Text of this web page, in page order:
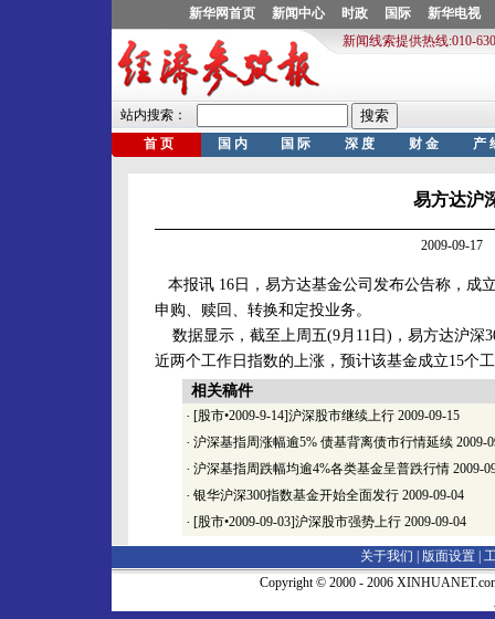
易方达沪
2009-09-17
本报讯 16日，易方达基金公司发布公告称，成
申购、赎回、转换和定投业务。
数据显示，截至上周五(9月11日)，易方达沪深
近两个工作日指数的上涨，预计该基金成立15个
相关稿件
· [股市•2009-9-14]沪深股市继续上行 2009-09-15
· 沪深基指周涨幅逾5% 债基背离债市行情延续 2009-
· 沪深基指周跌幅均逾4%各类基金呈普跌行情 2009-
· 银华沪深300指数基金开始全面发行 2009-09-04
· [股市•2009-09-03]沪深股市强势上行 2009-09-04
关于我们 | 版面设置
Copyright © 2000 - 2006